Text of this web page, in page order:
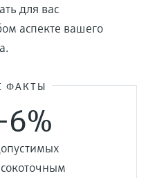
для вас
аспекте вашего
ФАКТЫ